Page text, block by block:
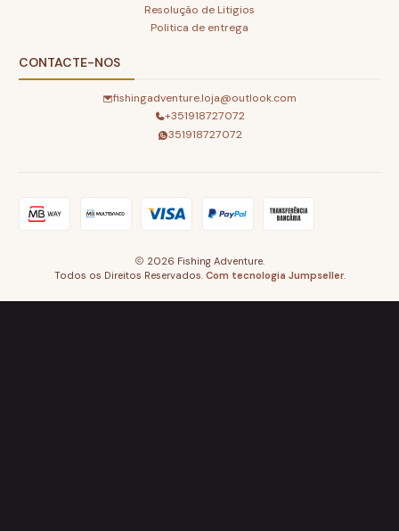
Resolução de Litigios
Politica de entrega
CONTACTE-NOS
fishingadventure.loja@outlook.com
+351918727072
351918727072
2026 Fishing Adventure.
Todos os Direitos Reservados. Com tecnologia Jumpseller.